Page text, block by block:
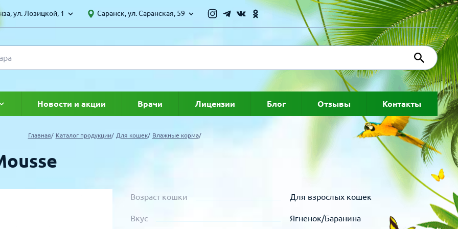
ул. Лозицкой, 1 Саранск, ул. Саранская, 59
Новости и акции Врачи Лицензии Блог Отзывы Контакты
Главная Каталог продукции Для кошек Влажные корма
Возраст кошки Для взрослых кошек
Вкус Ягненок/Баранина